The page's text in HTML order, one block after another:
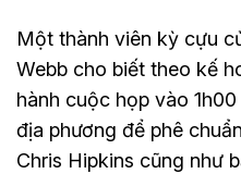
Một thành viên kỳ cựu
Webb cho biết theo kế
hành cuộc họp vào
địa phương để phê
Chris Hipkins cũng như